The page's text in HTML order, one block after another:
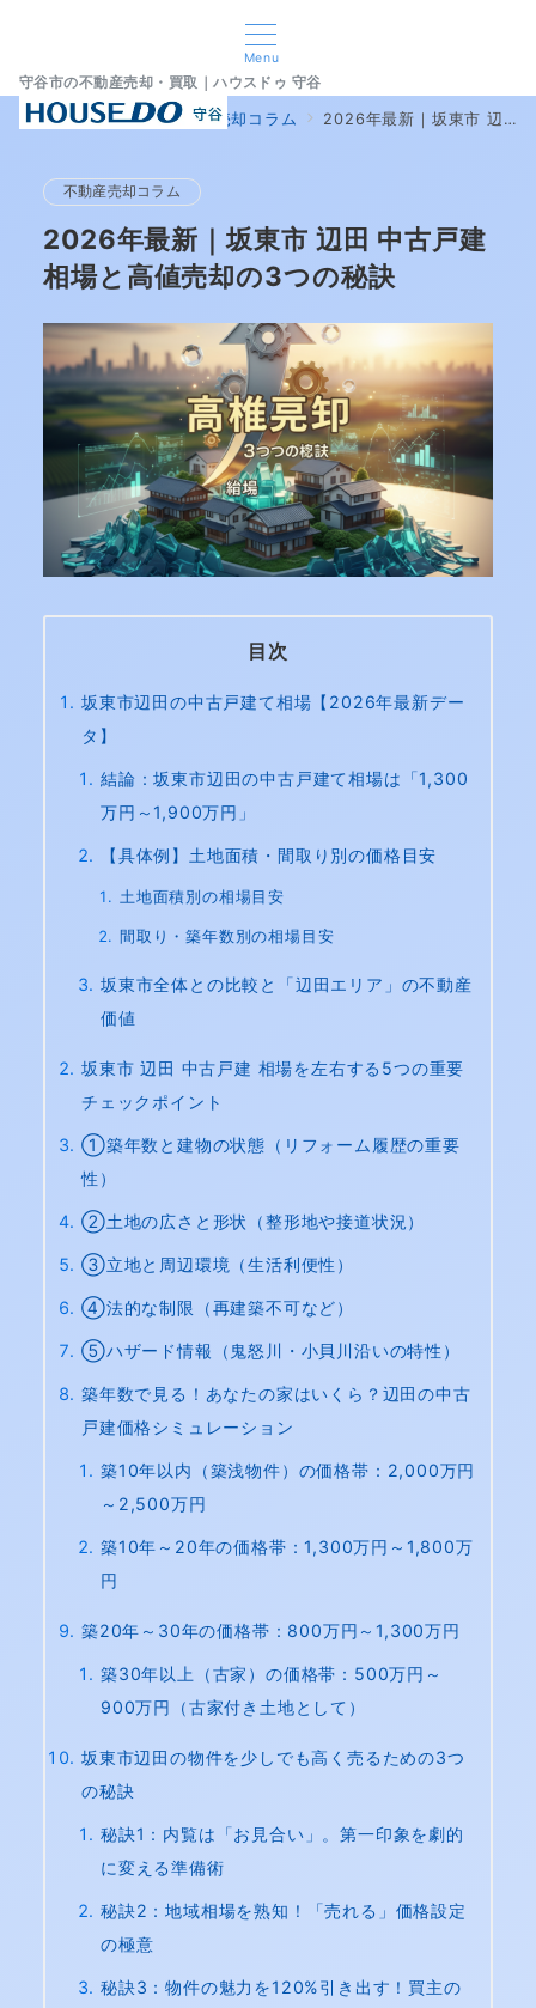
Menu
守谷市の不動産売却・買取｜ハウスドゥ 守谷
home ブログ 不動産売却コラム 2026年最新｜坂東市 辺田 中古戸建 相場と高値売却の3つの秘訣
不動産売却コラム
2026年最新｜坂東市 辺田 中古戸建
相場と高値売却の3つの秘訣
目次
坂東市辺田の中古戸建て相場【2026年最新デー
タ】
結論：坂東市辺田の中古戸建て相場は「1,300
万円～1,900万円」
【具体例】土地面積・間取り別の価格目安
土地面積別の相場目安
間取り・築年数別の相場目安
坂東市全体との比較と「辺田エリア」の不動産
価値
坂東市 辺田 中古戸建 相場を左右する5つの重要
チェックポイント
①築年数と建物の状態（リフォーム履歴の重要
性）
②土地の広さと形状（整形地や接道状況）
③立地と周辺環境（生活利便性）
④法的な制限（再建築不可など）
⑤ハザード情報（鬼怒川・小貝川沿いの特性）
築年数で見る！あなたの家はいくら？辺田の中古
戸建価格シミュレーション
築10年以内（築浅物件）の価格帯：2,000万円
～2,500万円
築10年～20年の価格帯：1,300万円～1,800万
円
築20年～30年の価格帯：800万円～1,300万円
築30年以上（古家）の価格帯：500万円～
900万円（古家付き土地として）
坂東市辺田の物件を少しでも高く売るための3つ
の秘訣
秘訣1：内覧は「お見合い」。第一印象を劇的
に変える準備術
秘訣2：地域相場を熟知！「売れる」価格設定
の極意
秘訣3：物件の魅力を120%引き出す！買主の